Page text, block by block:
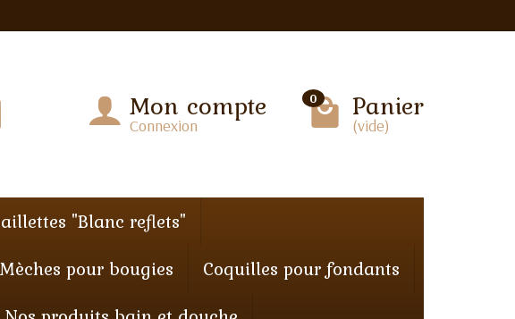
Mon compte
Connexion
0 Panier
(vide)
"Blanc reflets"
Mèches pour bougies
Coquilles pour fondants